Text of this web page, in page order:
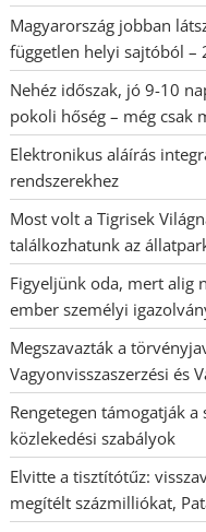
Magyarország jobban
független helyi sajtóból –
Nehéz időszak, jó 9-10
pokoli hőség – még csak
Elektronikus aláírás
rendszerekhez
Most volt a Tigrisek
találkozhatunk az
Figyeljünk oda, mert alig
ember személyi
Megszavazták a
Vagyonvisszaszerzési és
Rengetegen támogatják
közlekedési szabályok
Elvitte a tisztítótűz:
megítélt százmilliókat,